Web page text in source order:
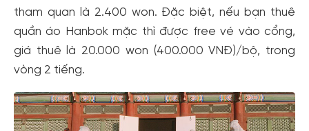
tham quan là 2.400 won. Đặc biệt, nếu bạn thuê
quần áo Hanbok mặc thì được free vé vào cổng,
giá thuê là 20.000 won (400.000 VNĐ)/bộ, trong
vòng 2 tiếng.